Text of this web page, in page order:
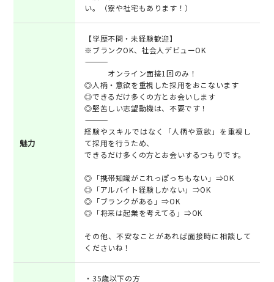
い。（寮や社宅もあります！）
魅力
【学歴不問・未経験歓迎】
※ブランクOK、社会人デビューOK
――――――――――――――――――
オンライン面接1回のみ！
◎人柄・意欲を重視した採用をおこないます
◎できるだけ多くの方とお会いします
◎堅苦しい志望動機は、不要です！
――――――――――――――――――
経験やスキルではなく「人柄や意欲」を重視し
て採用を行うため、
できるだけ多くの方とお会いするつもりです。
◎「携帯知識がこれっぽっちもない」⇒OK
◎「アルバイト経験しかない」⇒OK
◎「ブランクがある」⇒OK
◎「将来は起業を考えてる」⇒OK
その他、不安なことがあれば面接時に相談して
くださいね！
・35歳以下の方